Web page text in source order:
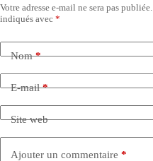
Votre adresse e-mail ne sera pas publiée.
indiqués avec *
Nom*
E-mail*
Site web
Ajouter un commentaire *